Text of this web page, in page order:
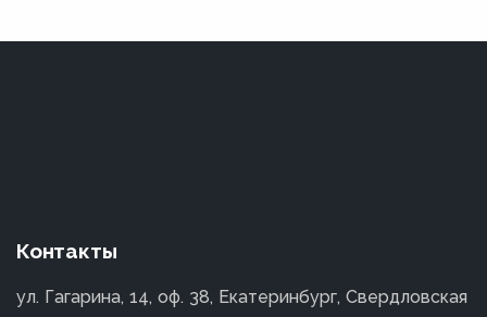
Контакты
ул. Гагарина, 14, оф. 38, Екатеринбург, Свердловская